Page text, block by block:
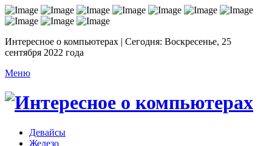
Интересное о компьютерах | Сегодня: Воскресенье, 25
сентября 2022 года
Меню
Девайсы
Железо